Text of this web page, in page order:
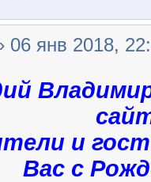
06 янв 2018,
и
Вас с